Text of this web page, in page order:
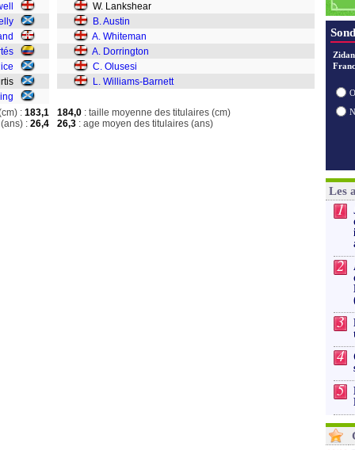
W. Lankshear
B. Austin
A. Whiteman
A. Dorrington
C. Olusesi
L. Williams-Barnett
: 183,1
: 26,4
184,0 : taille moyenne des titulaires (cm)
26,3 : age moyen des titulaires (ans)
Les
1
2
3
4
5